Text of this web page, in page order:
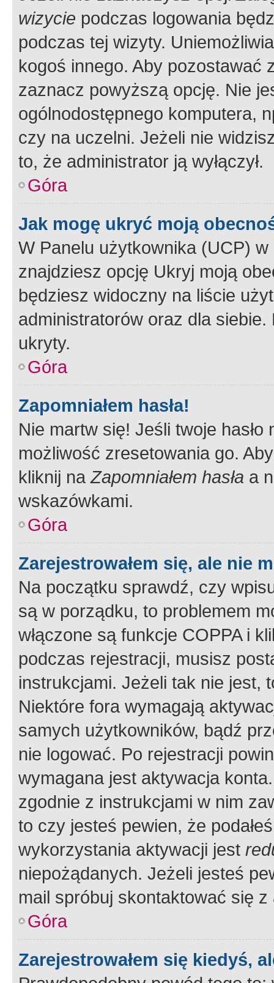
wizycie podczas logowania
podczas tej wizyty.
kogoś innego. Aby pozostawać
zaznacz powyższą opcję. Nie
ogólnodostępnego komputera,
czy na uczelni. Jeżeli nie
to, że administrator ją wyłączył.
Góra
Jak mogę ukryć moją
W Panelu użytkownika (UCP) w
znajdziesz opcję Ukryj moją
będziesz widoczny na liście
administratorów oraz dla
ukryty.
Góra
Zapomniałem hasła!
Nie martw się! Jeśli twoje
możliwość zresetowania go.
kliknij naZapomniałem hasła a
wskazówkami.
Góra
Zarejestrowałem się, ale nie
Na początku sprawdź, czy
są w porządku, to problemem
włączone są funkcje COPPA i
podczas rejestracji, musisz
instrukcjami. Jeżeli tak nie jest,
Niektóre fora wymagają
samych użytkowników, bądź
nie logować. Po rejestracji
wymagana jest aktywacja
zgodnie z instrukcjami w nim
to czy jesteś pewien, że
wykorzystania aktywacji jest
niepożądanych. Jeżeli jesteś
mail spróbuj skontaktować się
Góra
Zarejestrowałem się kiedyś,